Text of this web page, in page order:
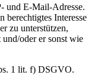
und E-Mail-Adresse.
Interesse
zu unterstützen,
oder er sonst wie
1 lit. f) DSGVO.